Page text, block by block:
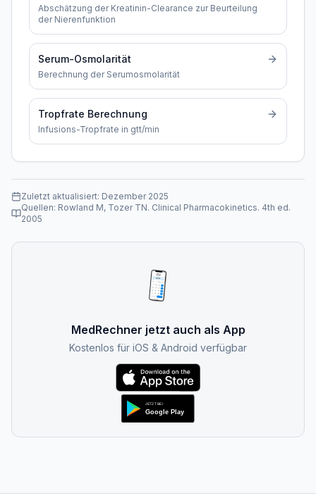
Abschätzung der Kreatinin-Clearance zur Beurteilung
der Nierenfunktion
Serum-Osmolarität
Berechnung der Serumosmolarität
Tropfrate Berechnung
Infusions-Tropfrate in gtt/min
Zuletzt aktualisiert: Dezember 2025
Quellen: Rowland M, Tozer TN. Clinical Pharmacokinetics. 4th ed.
2005
MedRechner jetzt auch als App
Kostenlos für iOS & Android verfügbar